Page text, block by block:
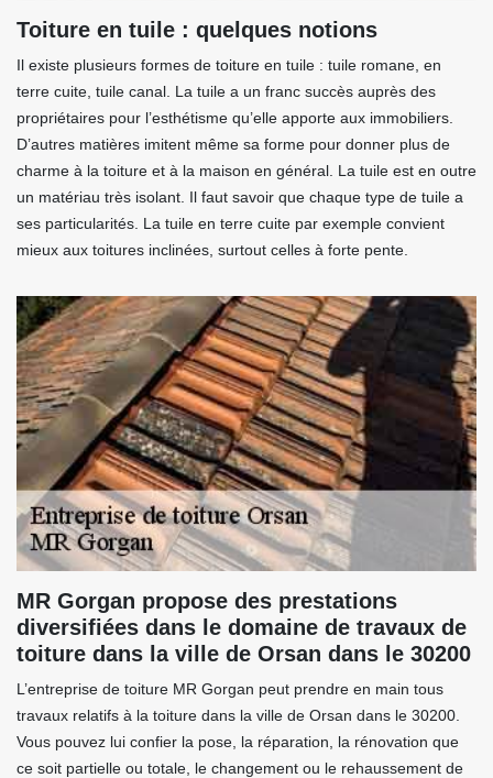
Toiture en tuile : quelques notions
Il existe plusieurs formes de toiture en tuile : tuile romane, en
terre cuite, tuile canal. La tuile a un franc succès auprès des
propriétaires pour l’esthétisme qu’elle apporte aux immobiliers.
D’autres matières imitent même sa forme pour donner plus de
charme à la toiture et à la maison en général. La tuile est en outre
un matériau très isolant. Il faut savoir que chaque type de tuile a
ses particularités. La tuile en terre cuite par exemple convient
mieux aux toitures inclinées, surtout celles à forte pente.
MR Gorgan propose des prestations
diversifiées dans le domaine de travaux de
toiture dans la ville de Orsan dans le 30200
L’entreprise de toiture MR Gorgan peut prendre en main tous
travaux relatifs à la toiture dans la ville de Orsan dans le 30200.
Vous pouvez lui confier la pose, la réparation, la rénovation que
ce soit partielle ou totale, le changement ou le rehaussement de